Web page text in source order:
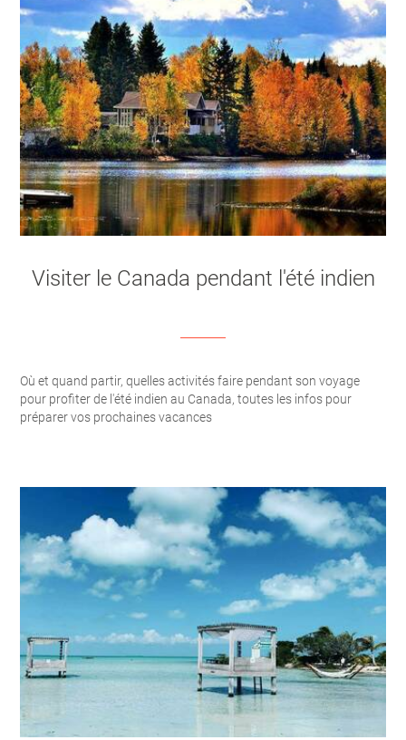
Visiter le Canada pendant l'été indien
Où et quand partir, quelles activités faire pendant son voyage
pour profiter de l'été indien au Canada, toutes les infos pour
préparer vos prochaines vacances